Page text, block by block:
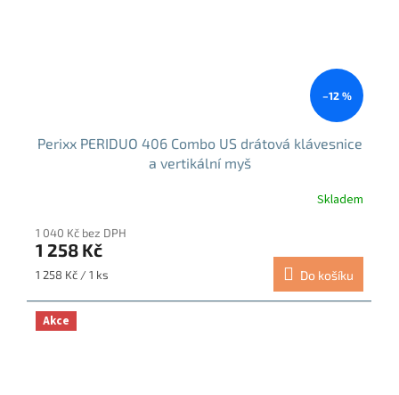
–12 %
Perixx PERIDUO 406 Combo US drátová klávesnice
a vertikální myš
produktu
je
5,0
5
hvězdiček.
Skladem
1 040 Kč bez DPH
1 258 Kč
Měrná
1 258 Kč / 1 ks Do košíku
Akce